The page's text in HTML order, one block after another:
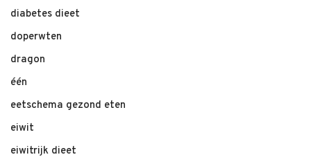
diabetes dieet
doperwten
dragon
één
eetschema gezond eten
eiwit
eiwitrijk dieet